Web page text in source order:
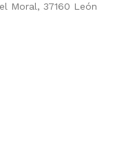
Moral, 37160 León